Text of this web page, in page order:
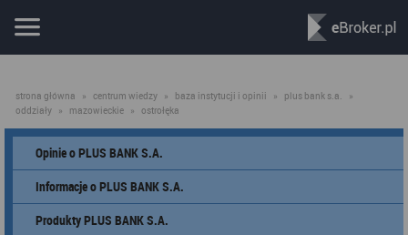
strona główna » centrum wiedzy » baza instytucji i opinii » plus bank s.a.
»
oddziały » mazowieckie » ostrołęka
Opinie o PLUS BANK S.A.
Informacje o PLUS BANK S.A.
Produkty PLUS BANK S.A.